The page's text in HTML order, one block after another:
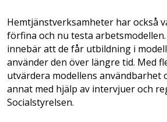
Hemtjänstverksamheter har också
förfina och nu testa
innebär att de får utbildning i
använder den över längre tid. Med
utvärdera modellens användbarhet
annat med hjälp av intervjuer och
Socialstyrelsen.